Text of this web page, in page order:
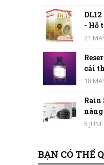
- Hỗ
21
cải
18
Rain
5
BẠN CÓ THỂ